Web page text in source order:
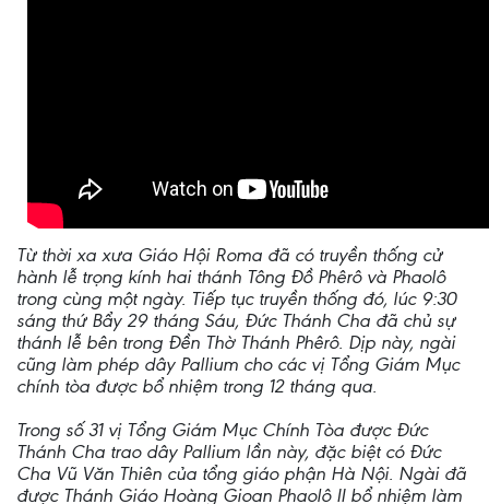
Từ thời xa xưa Giáo Hội Roma đã có truyền thống cử
hành lễ trọng kính hai thánh Tông Đồ Phêrô và Phaolô
trong cùng một ngày. Tiếp tục truyền thống đó, lúc 9:30
sáng thứ Bẩy 29 tháng Sáu, Đức Thánh Cha đã chủ sự
thánh lễ bên trong Đền Thờ Thánh Phêrô. Dịp này, ngài
cũng làm phép dây Pallium cho các vị Tổng Giám Mục
chính tòa được bổ nhiệm trong 12 tháng qua.
Trong số 31 vị Tổng Giám Mục Chính Tòa được Đức
Thánh Cha trao dây Pallium lần này, đặc biệt có Đức
Cha Vũ Văn Thiên của tổng giáo phận Hà Nội. Ngài đã
được Thánh Giáo Hoàng Gioan Phaolô II bổ nhiệm làm